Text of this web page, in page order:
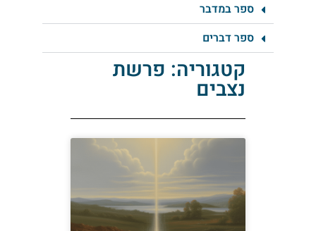
ספר במדבר
ספר דברים
קטגוריה: פרשת
נצבים